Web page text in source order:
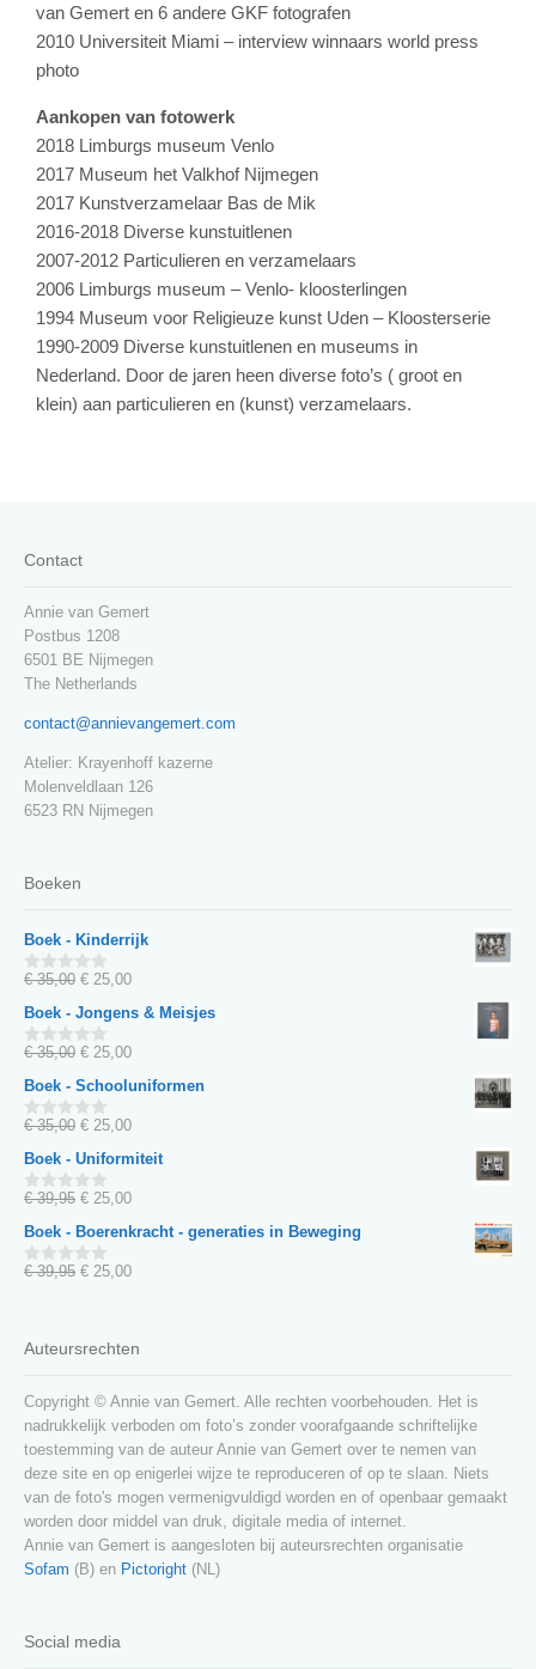
van Gemert en 6 andere GKF fotografen
2010 Universiteit Miami – interview winnaars world press
photo
Aankopen van fotowerk
2018 Limburgs museum Venlo
2017 Museum het Valkhof Nijmegen
2017 Kunstverzamelaar Bas de Mik
2016-2018 Diverse kunstuitlenen
2007-2012 Particulieren en verzamelaars
2006 Limburgs museum – Venlo- kloosterlingen
1994 Museum voor Religieuze kunst Uden – Kloosterserie
1990-2009 Diverse kunstuitlenen en museums in
Nederland. Door de jaren heen diverse foto’s ( groot en
klein) aan particulieren en (kunst) verzamelaars.
Contact
Annie van Gemert
Postbus 1208
6501 BE Nijmegen
The Netherlands
contact@annievangemert.com
Atelier: Krayenhoff kazerne
Molenveldlaan 126
6523 RN Nijmegen
Boeken
Boek - Kinderrijk
0
5
€35,00 Oorspronkelijke
prijs
was:
€ 35,00.
€ 25,00Huidige
prijs
€ 25,00.
Boek - Jongens & Meisjes
0
5
€35,00 Oorspronkelijke
prijs
was:
€ 35,00.
€ 25,00Huidige
prijs
€ 25,00.
Boek - Schooluniformen
0
5
€35,00 Oorspronkelijke
prijs
was:
€ 35,00.
€ 25,00Huidige
prijs
€ 25,00.
Boek - Uniformiteit
0
5
€39,95 Oorspronkelijke
prijs
was:
€ 39,95.
€ 25,00Huidige
prijs
€ 25,00.
Boek - Boerenkracht - generaties in Beweging
0
€39,95 Oorspronkelijke
€ 39,95.
€ 25,00Huidige
€ 25,00.
Auteursrechten
Copyright © Annie van Gemert. Alle rechten voorbehouden. Het is
nadrukkelijk verboden om foto’s zonder voorafgaande schriftelijke
toestemming van de auteur Annie van Gemert over te nemen van
deze site en op enigerlei wijze te reproduceren of op te slaan. Niets
van de foto's mogen vermenigvuldigd worden en of openbaar gemaakt
worden door middel van druk, digitale media of internet.
Annie van Gemert is aangesloten bij auteursrechten organisatie
Sofam (B) en Pictoright (NL)
Social media